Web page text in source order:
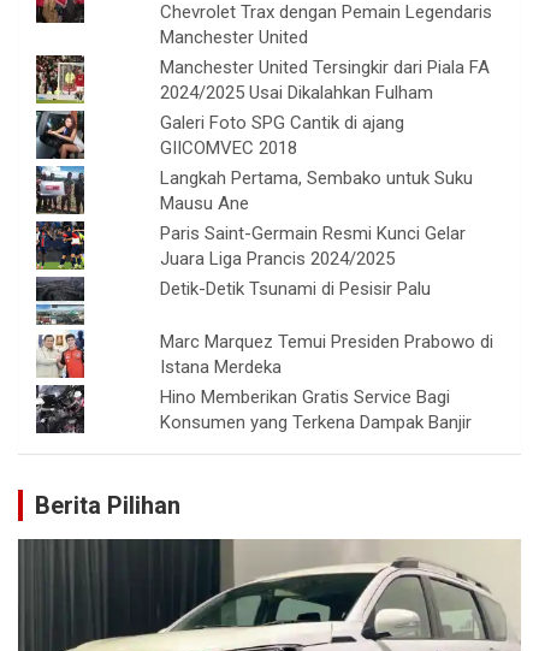
Chevrolet Trax dengan Pemain Legendaris
Manchester United
Manchester United Tersingkir dari Piala FA
2024/2025 Usai Dikalahkan Fulham
Galeri Foto SPG Cantik di ajang
GIICOMVEC 2018
Langkah Pertama, Sembako untuk Suku
Mausu Ane
Paris Saint-Germain Resmi Kunci Gelar
Juara Liga Prancis 2024/2025
Detik-Detik Tsunami di Pesisir Palu
Marc Marquez Temui Presiden Prabowo di
Istana Merdeka
Hino Memberikan Gratis Service Bagi
Konsumen yang Terkena Dampak Banjir
Berita Pilihan